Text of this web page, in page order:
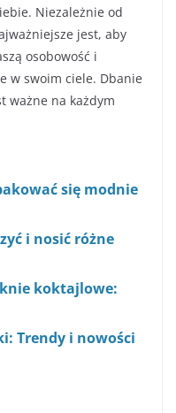
Niezależnie od
jest, aby
osobowość i
w swoim ciele. Dbanie
ważne na każdym
się modnie
i nosić różne
koktajlowe:
Trendy i nowości